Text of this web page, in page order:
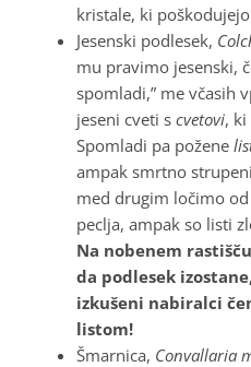
kristale, ki
Jesenski podlesek,
mu pravimo jesenski,
spomladi,” me včasih
jeseni cveti s cvetovi,
Spomladi pa požene
ampak smrtno
med drugim ločimo
peclja, ampak so listi
Na nobenem
da podlesek
izkušeni nabiralci
listom!
Šmarnica, Convallaria